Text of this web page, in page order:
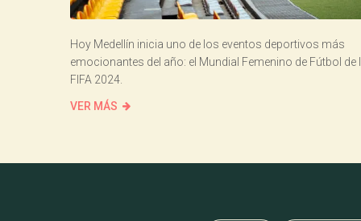
Hoy Medellín inicia uno de los eventos deportivos más
emocionantes del año: el Mundial Femenino de Fútbol de
FIFA 2024.
VER MÁS